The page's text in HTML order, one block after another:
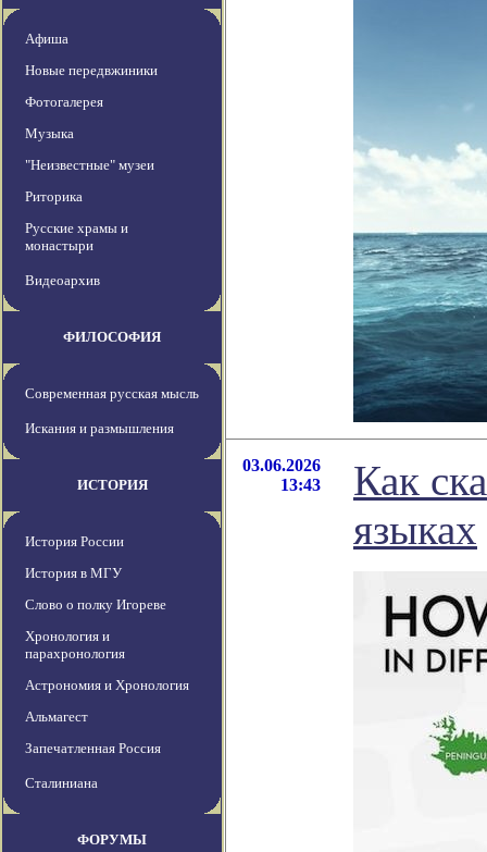
Афиша
Новые передвжиники
Фотогалерея
Музыка
"Неизвестные" музеи
Риторика
Русские храмы и
монастыри
Видеоархив
ФИЛОСОФИЯ
Современная русская мысль
Искания и размышления
ИСТОРИЯ
История России
История в МГУ
Слово о полку Игореве
Хронология и
парахронология
Астрономия и Хронология
Альмагест
Запечатленная Россия
Сталиниана
ФОРУМЫ
03.06.2026
13:43
Как
языках